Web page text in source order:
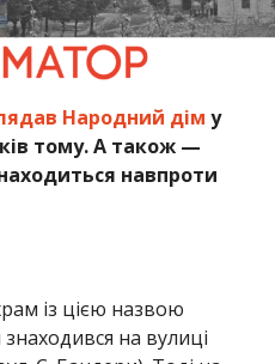
Народний дім у
тому. А також —
навпроти
із цією назвою
на вулиці